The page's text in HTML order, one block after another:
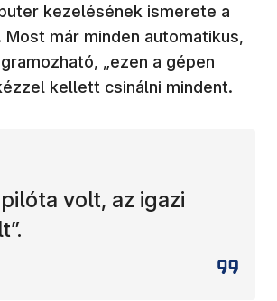
kezelésének ismerete a
Most már minden automatikus,
„ezen a gépen
kellett csinálni mindent.
volt, az igazi